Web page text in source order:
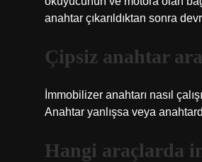
anahtar çıkarıldıktan sonra
Çipsiz anahtar
İmmobilizer anahtarı nasıl
Anahtar yanlışsa veya
Hangi araçlarda